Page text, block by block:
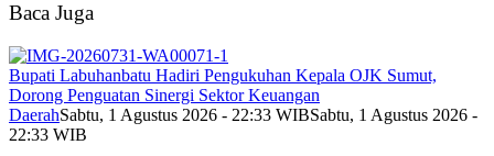
Baca Juga
Bupati Labuhanbatu Hadiri Pengukuhan Kepala OJK Sumut,
Dorong Penguatan Sinergi Sektor Keuangan
DaerahSabtu, 1 Agustus 2026 - 22:33 WIBSabtu, 1 Agustus 2026 -
22:33 WIB